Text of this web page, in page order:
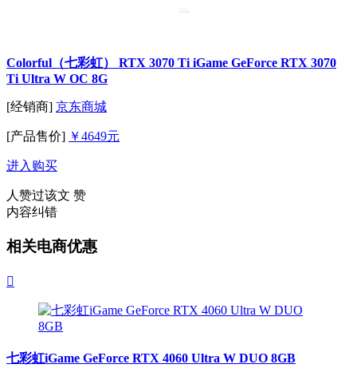
Colorful（七彩虹） RTX 3070 Ti iGame GeForce RTX 3070
Ti Ultra W OC 8G
[经销商] 京东商城
[产品售价] ￥4649元
进入购买
人赞过该文 赞
内容纠错
相关电商优惠

七彩虹iGame GeForce RTX 4060 Ultra W DUO 8GB